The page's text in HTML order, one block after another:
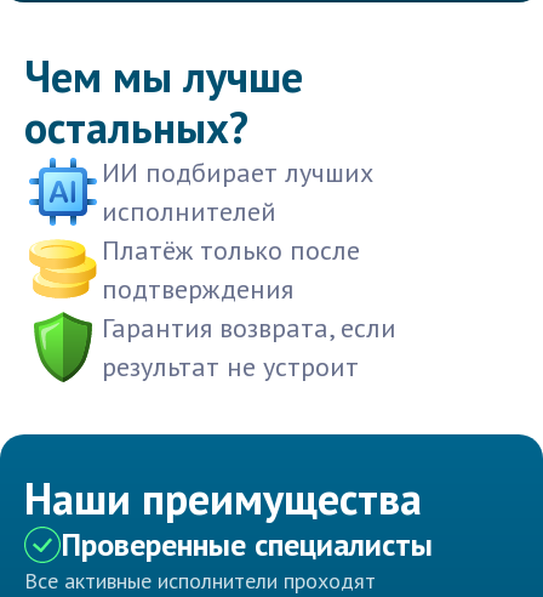
Чем мы лучше
остальных?
ИИ подбирает лучших
исполнителей
Платёж только после
подтверждения
Гарантия возврата, если
результат не устроит
Наши преимущества
Проверенные специалисты
Все активные исполнители проходят